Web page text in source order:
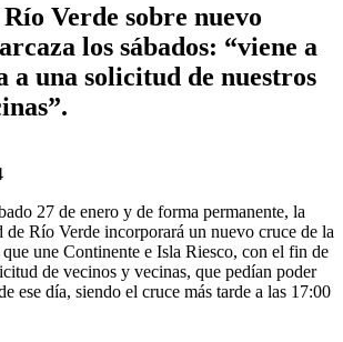
Verde sobre nuevo
los sábados: “viene a
a una solicitud de nuestros
27 de enero y de forma permanente, la
Río Verde incorporará un nuevo cruce de la
une Continente e Isla Riesco, con el fin de
de vecinos y vecinas, que pedían poder
ese día, siendo el cruce más tarde a las 17:00